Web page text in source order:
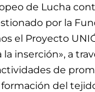
de Lucha
por la
el Proyecto
la inserción», a
de
del